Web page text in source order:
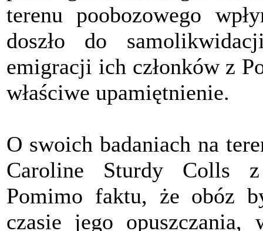
terenu poobozowego
doszło do
emigracji ich członków z
właściwe upamiętnienie.
O swoich badaniach na
Caroline Sturdy Colls
Pomimo faktu, że obóz
czasie jego opuszczania,